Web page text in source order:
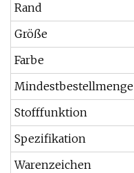
Rand
Größe
Farbe
Mindestbestellmenge
Stofffunktion
Spezifikation
Warenzeichen